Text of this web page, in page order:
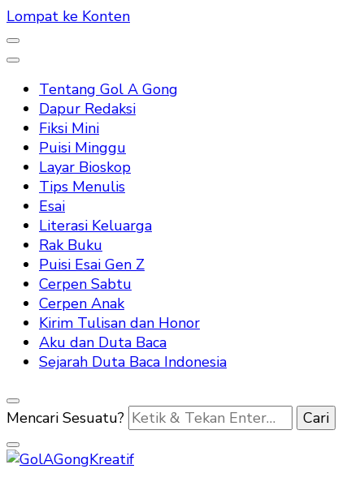
Lompat ke Konten
Tentang Gol A Gong
Dapur Redaksi
Fiksi Mini
Puisi Minggu
Layar Bioskop
Tips Menulis
Esai
Literasi Keluarga
Rak Buku
Puisi Esai Gen Z
Cerpen Sabtu
Cerpen Anak
Kirim Tulisan dan Honor
Aku dan Duta Baca
Sejarah Duta Baca Indonesia
Mencari Sesuatu?